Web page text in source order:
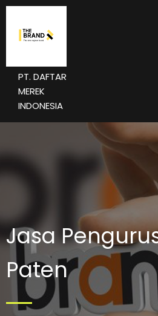
PT. DAFTAR
MEREK
INDONESIA
Jasa
Paten